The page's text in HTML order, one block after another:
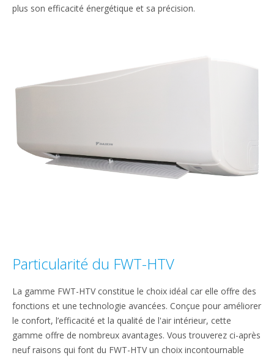
plus son efficacité énergétique et sa précision.
Particularité du FWT-HTV
La gamme FWT-HTV constitue le choix idéal car elle offre des
fonctions et une technologie avancées. Conçue pour améliorer
le confort, l’efficacité et la qualité de l'air intérieur, cette
gamme offre de nombreux avantages. Vous trouverez ci-après
neuf raisons qui font du FWT-HTV un choix incontournable